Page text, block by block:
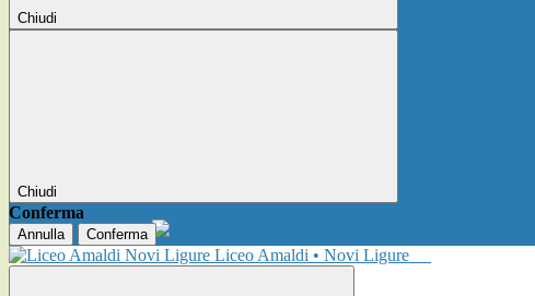
Chiudi
Chiudi
Conferma
Annulla Conferma
Liceo Amaldi • Novi Ligure